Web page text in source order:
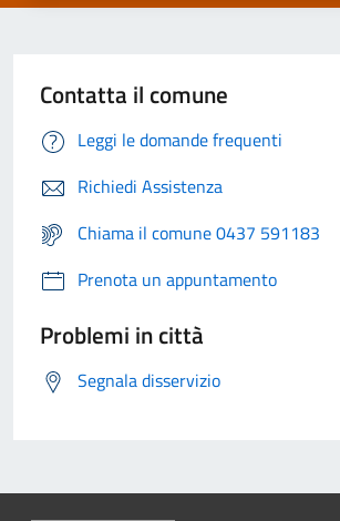
Contatta il comune
Leggi le domande frequenti
Richiedi Assistenza
Chiama il comune 0437 591183
Prenota un appuntamento
Problemi in città
Segnala disservizio